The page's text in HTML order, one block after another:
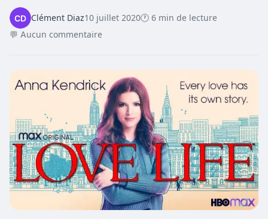
Clément Diaz10 juillet 2020🕐 6 min de lecture
💬 Aucun commentaire